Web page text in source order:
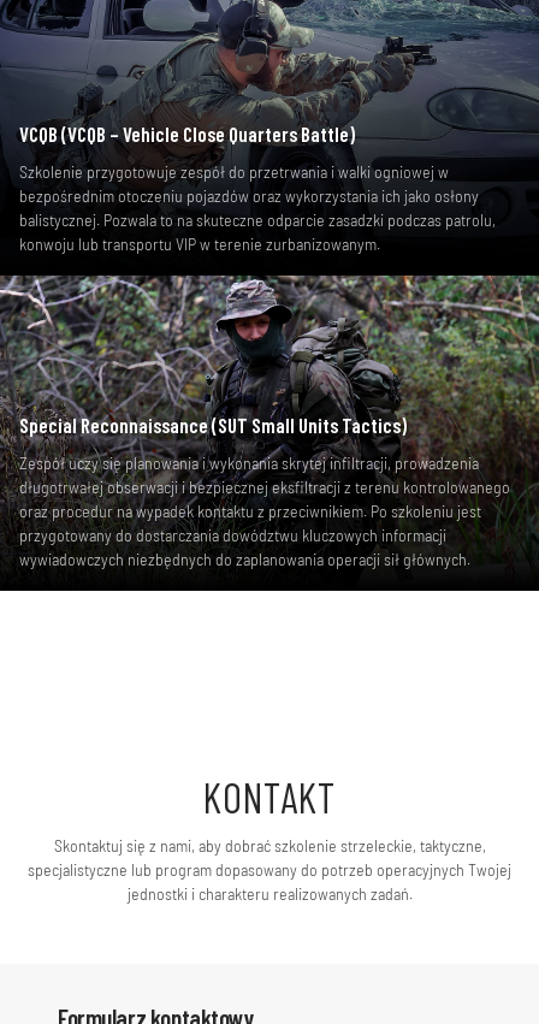
VCQB (VCQB – Vehicle Close Quarters Battle)
Szkolenie przygotowuje zespół do przetrwania i walki ogniowej w
bezpośrednim otoczeniu pojazdów oraz wykorzystania ich jako osłony
balistycznej. Pozwala to na skuteczne odparcie zasadzki podczas patrolu,
konwoju lub transportu VIP w terenie zurbanizowanym.
Special Reconnaissance (SUT Small Units Tactics)
Zespół uczy się planowania i wykonania skrytej infiltracji, prowadzenia
długotrwałej obserwacji i bezpiecznej eksfiltracji z terenu kontrolowanego
oraz procedur na wypadek kontaktu z przeciwnikiem. Po szkoleniu jest
przygotowany do dostarczania dowództwu kluczowych informacji
wywiadowczych niezbędnych do zaplanowania operacji sił głównych.
KONTAKT
Skontaktuj się z nami, aby dobrać szkolenie strzeleckie, taktyczne,
specjalistyczne lub program dopasowany do potrzeb operacyjnych Twojej
jednostki i charakteru realizowanych zadań.
Formularz kontaktowy